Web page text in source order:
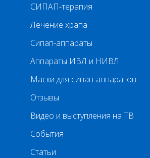
СИПАП-терапия
Лечение храпа
Сипап-аппараты
Аппараты ИВЛ и НИВЛ
Маски для сипап-аппаратов
Отзывы
Видео и выступления на ТВ
События
Статьи